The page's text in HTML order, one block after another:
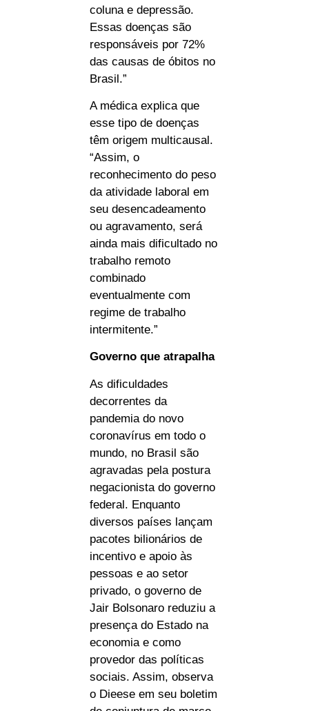
coluna e depressão.
Essas doenças são
responsáveis por 72%
das causas de óbitos no
Brasil.”
A médica explica que
esse tipo de doenças
têm origem multicausal.
“Assim, o
reconhecimento do peso
da atividade laboral em
seu desencadeamento
ou agravamento, será
ainda mais dificultado no
trabalho remoto
combinado
eventualmente com
regime de trabalho
intermitente.”
Governo que atrapalha
As dificuldades
decorrentes da
pandemia do novo
coronavírus em todo o
mundo, no Brasil são
agravadas pela postura
negacionista do governo
federal. Enquanto
diversos países lançam
pacotes bilionários de
incentivo e apoio às
pessoas e ao setor
privado, o governo de
Jair Bolsonaro reduziu a
presença do Estado na
economia e como
provedor das políticas
sociais. Assim, observa
o Dieese em seu boletim